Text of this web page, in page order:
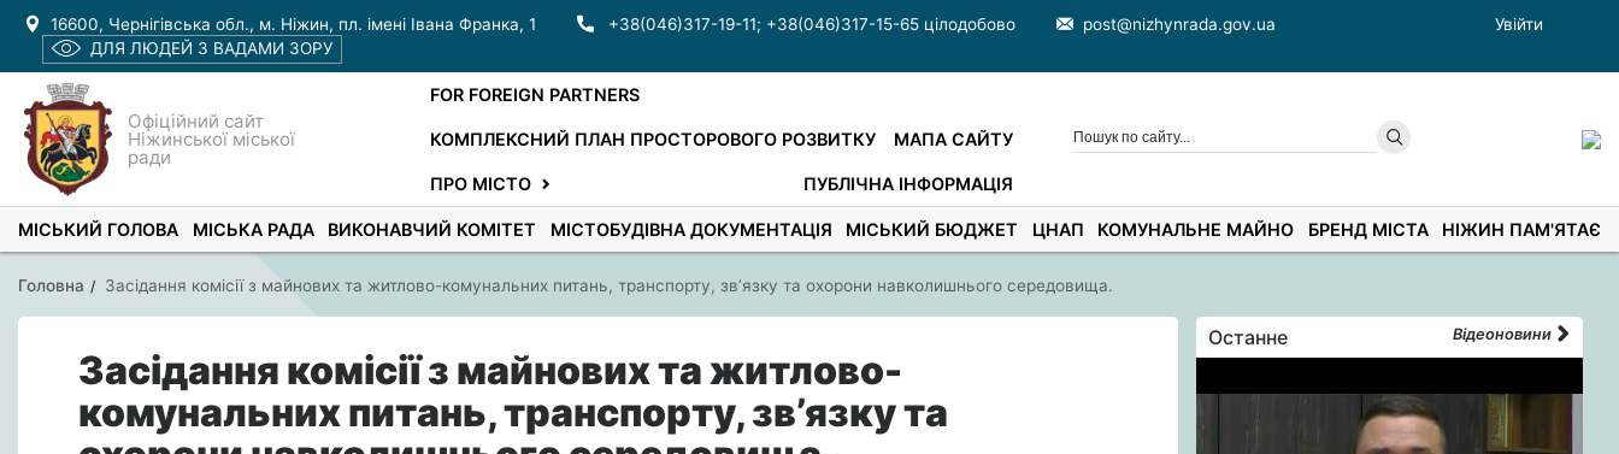
16600, Чернігівська обл., м. Ніжин, пл. імені Івана Франка, 1 +38(046)317-19-11; +38(046)317-15-65 цілодобово post@nizhynrada.gov.ua
Увійти
ДЛЯ ЛЮДЕЙ З ВАДАМИ ЗОРУ
Офіційний сайт
Ніжинської міської
ради
FOR FOREIGN PARTNERS
КОМПЛЕКСНИЙ ПЛАН ПРОСТОРОВОГО РОЗВИТКУ МАПА САЙТУ
ПРО МІСТО ПУБЛІЧНА ІНФОРМАЦІЯ
МІСЬКИЙ ГОЛОВА МІСЬКА РАДА ВИКОНАВЧИЙ КОМІТЕТ МІСТОБУДІВНА ДОКУМЕНТАЦІЯ МІСЬКИЙ БЮДЖЕТ ЦНАП КОМУНАЛЬНЕ МАЙНО БРЕНД МІСТА НІЖИН ПАМ'ЯТАЄ
Головна Засідання комісії з майнових та житлово-комунальних питань, транспорту, зв’язку та охорони навколишнього середовища.
Засідання комісії з майнових та житлово-
комунальних питань, транспорту, зв’язку та
Останне Відеоновини